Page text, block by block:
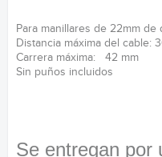
Para manillares de 22mm de
Distancia máxima del cable:
Carrera máxima: 42 mm
Sin puños incluidos
Se entregan por